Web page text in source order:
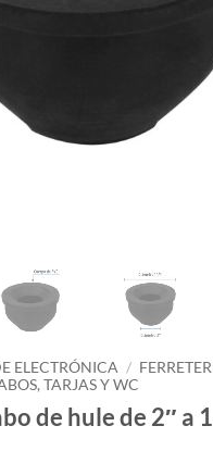
ELECTRÓNICA /
TARJAS Y WC
de hule de 2″ a